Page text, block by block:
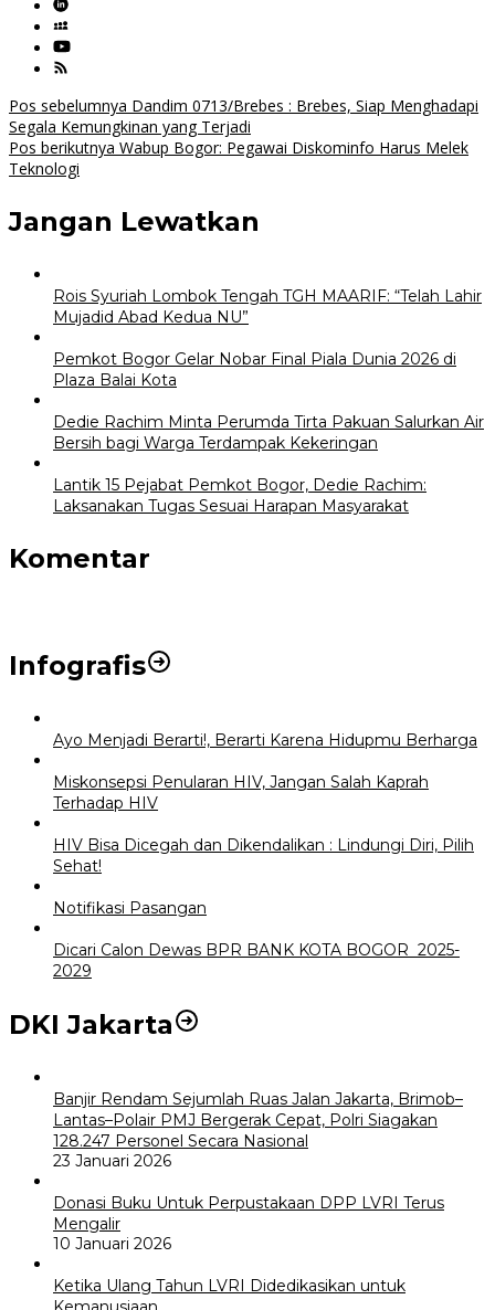
Navigasi
pos
Pos sebelumnya Dandim 0713/Brebes : Brebes, Siap Menghadapi
Segala Kemungkinan yang Terjadi
Pos berikutnya Wabup Bogor: Pegawai Diskominfo Harus Melek
Teknologi
Jangan Lewatkan
Rois Syuriah Lombok Tengah TGH MAARIF: “Telah Lahir
Mujadid Abad Kedua NU”
Pemkot Bogor Gelar Nobar Final Piala Dunia 2026 di
Plaza Balai Kota
Dedie Rachim Minta Perumda Tirta Pakuan Salurkan Air
Bersih bagi Warga Terdampak Kekeringan
Lantik 15 Pejabat Pemkot Bogor, Dedie Rachim:
Laksanakan Tugas Sesuai Harapan Masyarakat
Komentar
Infografis
Ayo Menjadi Berarti!, Berarti Karena Hidupmu Berharga
Miskonsepsi Penularan HIV, Jangan Salah Kaprah
Terhadap HIV
HIV Bisa Dicegah dan Dikendalikan : Lindungi Diri, Pilih
Sehat!
Notifikasi Pasangan
Dicari Calon Dewas BPR BANK KOTA BOGOR 2025-
2029
DKI Jakarta
Banjir Rendam Sejumlah Ruas Jalan Jakarta, Brimob–
Lantas–Polair PMJ Bergerak Cepat, Polri Siagakan
128.247 Personel Secara Nasional
23 Januari 2026
Donasi Buku Untuk Perpustakaan DPP LVRI Terus
Mengalir
10 Januari 2026
Ketika Ulang Tahun LVRI Didedikasikan untuk